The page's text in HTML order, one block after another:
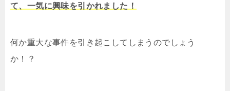
て、一気に興味を引かれました！
何か重大な事件を引き起こしてしまうのでしょう
か！？